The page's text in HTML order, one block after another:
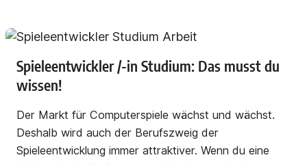
Spieleentwickler /-in Studium: Das musst du
wissen!
Der Markt für Computerspiele wächst und wächst.
Deshalb wird auch der Berufszweig der
Spieleentwicklung immer attraktiver. Wenn du eine